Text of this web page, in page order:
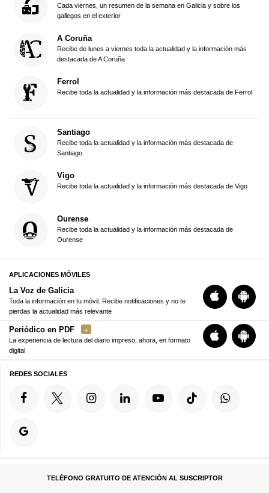
Cada viernes, un resumen de la semana en Galicia y sobre los
gallegos en el exterior
A Coruña
Recibe de lunes a viernes toda la actualidad y la información más
destacada de A Coruña
Ferrol
Recibe toda la actualidad y la información más destacada de Ferrol
Santiago
Recibe toda la actualidad y la información más destacada de
Santiago
Vigo
Recibe toda la actualidad y la información más destacada de Vigo
Ourense
Recibe toda la actualidad y la información más destacada de
Ourense
APLICACIONES MÓVILES
La Voz de Galicia
Toda la información en tu móvil. Recibe notificaciones y no te
pierdas la actualidad más relevante
Periódico en PDF
La experiencia de lectura del diario impreso, ahora, en formato
digital
REDES SOCIALES
TELÉFONO GRATUITO DE ATENCIÓN AL SUSCRIPTOR